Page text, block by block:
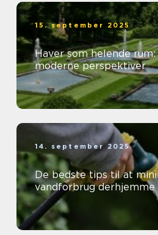
15. september 2025
Haver som helende
moderne perspektiver
14. september 2025
De bedste tips til at
vandforbrug derhjemme